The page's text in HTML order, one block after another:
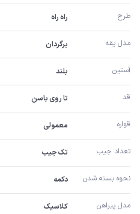
طرح راه راه
مدل یقه برگردان
آستین بلند
قد تا روی باسن
قواره معمولی
تعداد جیب تک جیب
نحوه بسته شدن دکمه
مدل پیراهن کلاسیک